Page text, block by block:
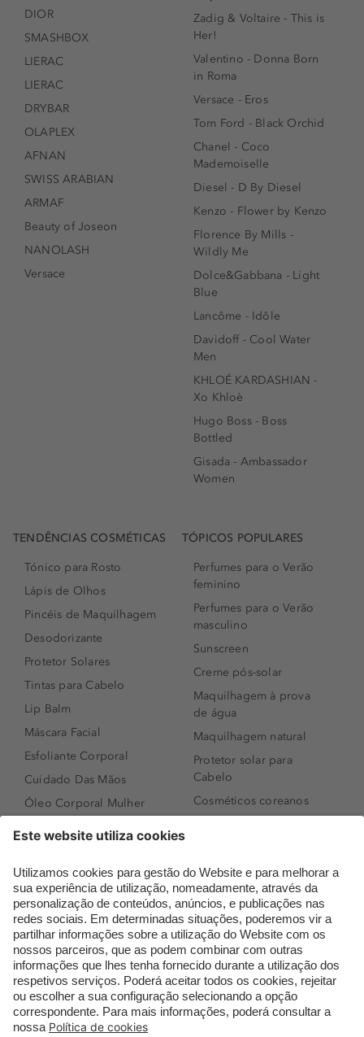
DIOR
SMASHBOX
LIERAC
LIERAC
DRYBAR
OLAPLEX
AFNAN
SWISS ARABIAN
ARMAF
Beauty of Joseon
NANOLASH
Versace
Zadig & Voltaire - This is
Her!
Valentino - Donna Born
in Roma
Versace - Eros
Tom Ford - Black Orchid
Chanel - Coco
Mademoiselle
Diesel - D By Diesel
Kenzo - Flower by Kenzo
Florence By Mills -
Wildly Me
Dolce&Gabbana - Light
Blue
Lancôme - Idôle
Davidoff - Cool Water
Men
KHLOÉ KARDASHIAN -
Xo Khloè
Hugo Boss - Boss
Bottled
Gisada - Ambassador
Women
TENDÊNCIAS COSMÉTICAS
Tónico para Rosto
Lápis de Olhos
Pincéis de Maquilhagem
Desodorizante
Protetor Solares
Tintas para Cabelo
Lip Balm
Máscara Facial
Esfoliante Corporal
Cuidado Das Mãos
Óleo Corporal Mulher
Sérum de Rosto
Body mist & Spray
corporal
Produtos para Cabelo
Homem
Espuma de Limpeza
Facial
Dermocosmética
TÓPICOS POPULARES
Perfumes para o Verão
feminino
Perfumes para o Verão
masculino
Sunscreen
Creme pós-solar
Maquilhagem à prova
de água
Maquilhagem natural
Protetor solar para
Cabelo
Cosméticos coreanos
Perfumes árabes
Novidades
Melhores Perfumes
Femininos
TOP 10: Perfumes
Masculinos
Pestanas Postiças
Creme Rosto Homem